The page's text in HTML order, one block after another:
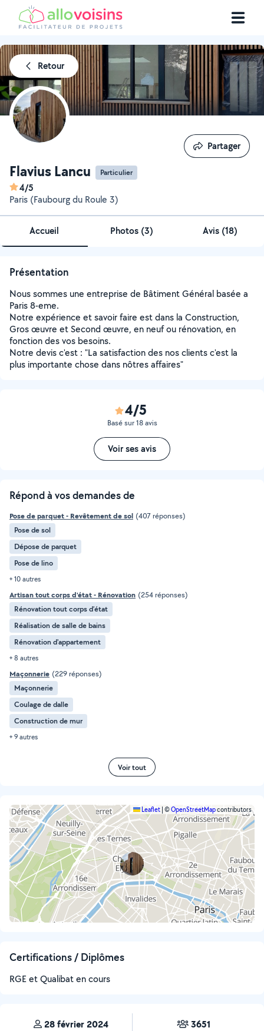
Retour
Flavius Lancu Particulier
4/5
Paris (Faubourg du Roule 3)
Partager
Partager
Accueil Photos (3) Avis (18)
Présentation
Nous sommes une entreprise de Bâtiment Général basée a
Paris 8-eme.
Notre expérience et savoir faire est dans la Construction,
Gros œuvre et Second œuvre, en neuf ou rénovation, en
fonction des vos besoins.
Notre devis c'est : "La satisfaction des nos clients c'est la
plus importante chose dans nôtres affaires"
4/5
Basé sur 18 avis
Voir ses avis
Répond à vos demandes de
Pose de parquet - Revêtement de sol (407 réponses)
Pose de sol
Dépose de parquet
Pose de lino
+ 10 autres
Artisan tout corps d'état - Rénovation (254 réponses)
Rénovation tout corps d’état
Réalisation de salle de bains
Rénovation d'appartement
+ 8 autres
Maçonnerie (229 réponses)
Maçonnerie
Coulage de dalle
Construction de mur
+ 9 autres
Voir tout
Leaflet ©OpenStreetMapcontributors
Certifications / Diplômes
RGE et Qualibat en cours
28 février 2024 3651